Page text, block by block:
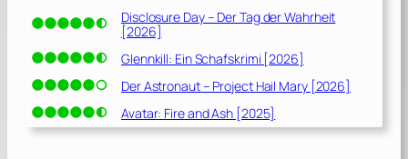
Disclosure Day – Der Tag der Wahrheit
[2026]
Glennkill: Ein Schafskrimi [2026]
Der Astronaut – Project Hail Mary [2026]
Avatar: Fire and Ash [2025]